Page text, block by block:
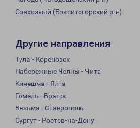
Совхозный (Бокситогорский р-н)
Другие направления
Тула - Кореновск
Набережные Челны - Чита
Кинешма - Ялта
Гомель - Братск
Вязьма - Ставрополь
Сургут - Ростов-на-Дону